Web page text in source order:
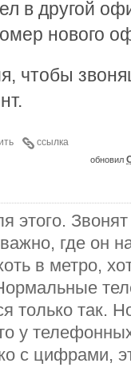
в другой
нового
чтобы
ссылка
обновил
этого.
где он
в метро,
только так.
у
с цифрами,